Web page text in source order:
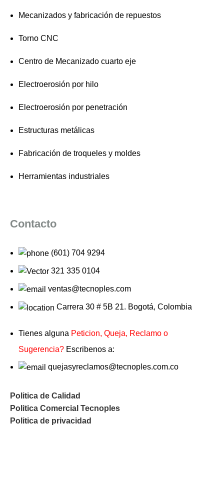
Mecanizados y fabricación de repuestos
Torno CNC
Centro de Mecanizado cuarto eje
Electroerosión por hilo
Electroerosión por penetración
Estructuras metálicas
Fabricación de troqueles y moldes
Herramientas industriales
Contacto
(601) 704 9294
321 335 0104
ventas@tecnoples.com
Carrera 30 # 5B 21. Bogotá, Colombia
Tienes alguna Peticion, Queja, Reclamo o
Sugerencia? Escribenos a:
quejasyreclamos@tecnoples.com.co
Politica de Calidad
Politica Comercial Tecnoples
Politica de privacidad